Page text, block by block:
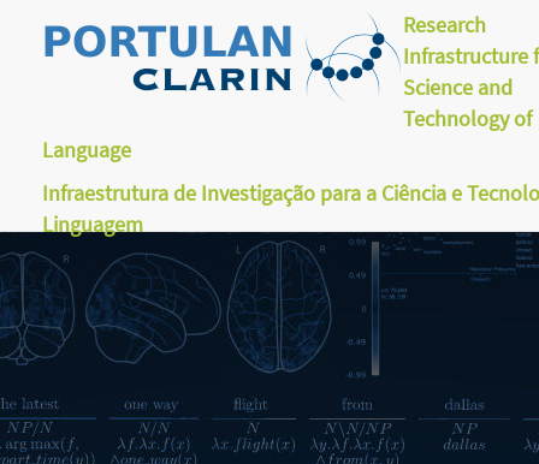
Research
Infrastructure
Science and
Technology of
Language
Infraestrutura de Investigação para a Ciência e
Linguagem